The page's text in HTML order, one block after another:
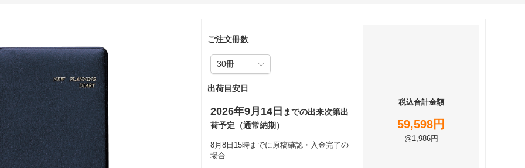
ご注文冊数
出荷目安日
2026年9月14日 までの出来次第出
荷予定（通常納期）
8月8日15時までに原稿確認・入金完了の
場合
税込合計金額
59,598円
@1,986円